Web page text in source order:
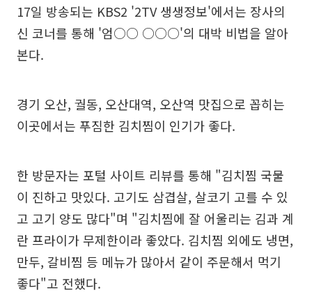
17일 방송되는 KBS2 '2TV 생생정보'에서는 장사의
신 코너를 통해 '엄○○ ○○○'의 대박 비법을 알아
본다.
경기 오산, 궐동, 오산대역, 오산역 맛집으로 꼽히는
이곳에서는 푸짐한 김치찜이 인기가 좋다.
한 방문자는 포털 사이트 리뷰를 통해 "김치찜 국물
이 진하고 맛있다. 고기도 삼겹살, 살코기 고를 수 있
고 고기 양도 많다"며 "김치찜에 잘 어울리는 김과 계
란 프라이가 무제한이라 좋았다. 김치찜 외에도 냉면,
만두, 갈비찜 등 메뉴가 많아서 같이 주문해서 먹기
좋다"고 전했다.